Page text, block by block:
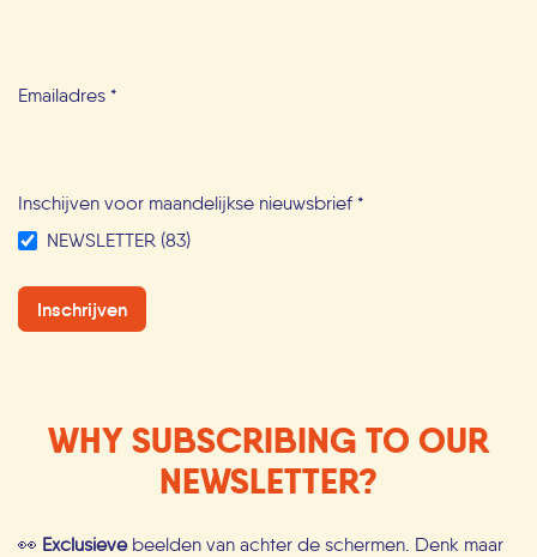
Emailadres *
Inschijven voor maandelijkse nieuwsbrief *
NEWSLETTER (83)
Inschrijven
WHY SUBSCRIBING TO OUR
NEWSLETTER?
👀 Exclusieve beelden van achter de schermen. Denk maar